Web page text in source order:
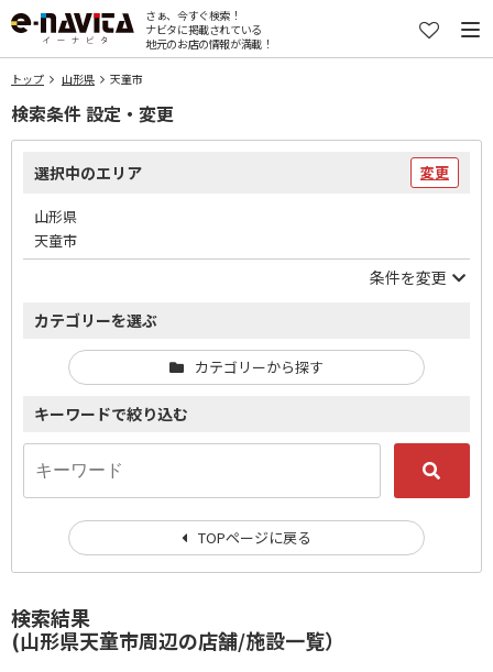
さぁ、今すぐ検索！
ナビタに掲載されている
地元のお店の情報が満載！
トップ 山形県 天童市
検索結果
(山形県天童市周辺の店舗/施設一覧）
検索条件 設定・変更
選択中のエリア 変更
山形県
天童市
条件を変更
カテゴリーを選ぶ
カテゴリーから探す
キーワードで絞り込む
TOPページに戻る